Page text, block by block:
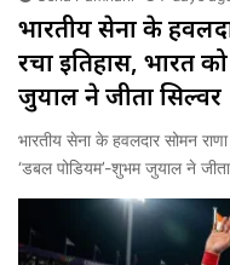
भारतीय सेना के
रचा इतिहास, भारत
जुयाल ने जीता सिल्वर
भारतीय सेना के हवलदार सोमन
‘डबल पोडियम’-शुभम जुयाल ने